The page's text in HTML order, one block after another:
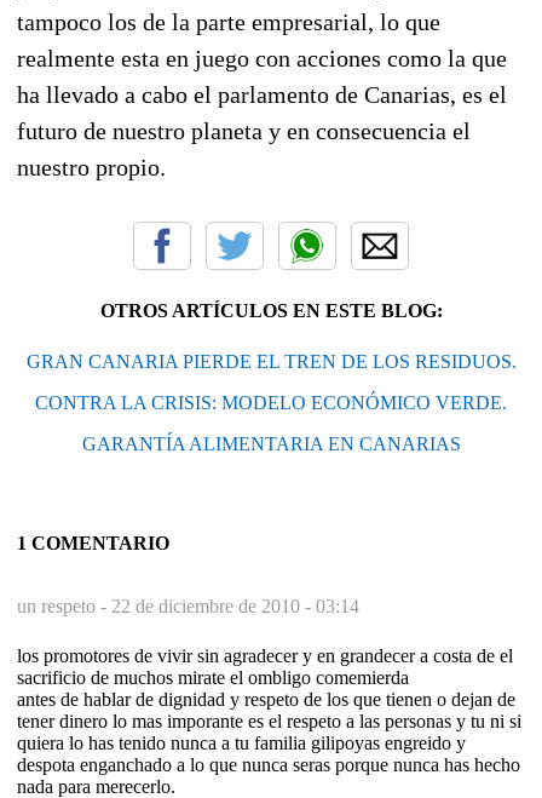
tampoco los de la parte empresarial, lo que
realmente esta en juego con acciones como la que
ha llevado a cabo el parlamento de Canarias, es el
futuro de nuestro planeta y en consecuencia el
nuestro propio.
OTROS ARTÍCULOS EN ESTE BLOG:
GRAN CANARIA PIERDE EL TREN DE LOS RESIDUOS.
CONTRA LA CRISIS: MODELO ECONÓMICO VERDE.
GARANTÍA ALIMENTARIA EN CANARIAS
1 COMENTARIO
un respeto - 22 de diciembre de 2010 - 03:14
los promotores de vivir sin agradecer y en grandecer a costa de el
sacrificio de muchos mirate el ombligo comemierda
antes de hablar de dignidad y respeto de los que tienen o dejan de
tener dinero lo mas imporante es el respeto a las personas y tu ni si
quiera lo has tenido nunca a tu familia gilipoyas engreido y
despota enganchado a lo que nunca seras porque nunca has hecho
nada para merecerlo.